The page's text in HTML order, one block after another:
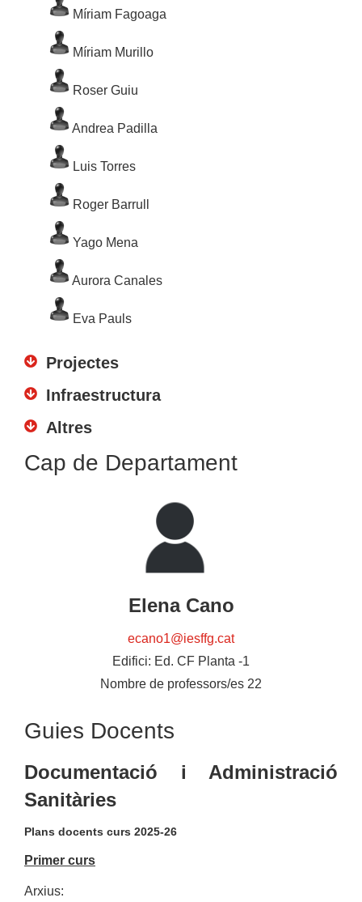
Míriam Fagoaga
Míriam Murillo
Roser Guiu
Andrea Padilla
Luis Torres
Roger Barrull
Yago Mena
Aurora Canales
Eva Pauls
Projectes
Infraestructura
Altres
Cap de Departament
Elena Cano
ecano1@iesffg.cat
Edifici: Ed. CF Planta -1
Nombre de professors/es 22
Guies Docents
Documentació i Administració
Sanitàries
Plans docents curs 2025-26
Primer curs
Arxius: